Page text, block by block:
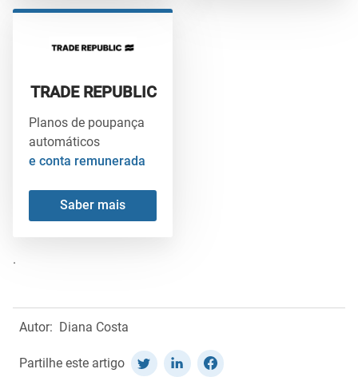
TRADE REPUBLIC
Planos de poupança
automáticos
e conta remunerada
Saber mais
.
Autor: Diana Costa
Partilhe este artigo